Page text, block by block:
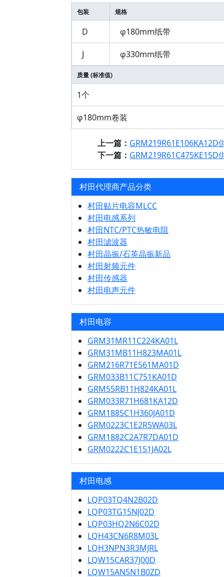
包装 规格
D φ180mm纸带
J φ330mm纸带
质量 (标准值)
1个
φ180mm卷装
上一篇：
下一篇：
村田代理商产品分类
村田贴片电容MLCC
村田电感系列
村田NTC/PTC热敏电阻
村田滤波器
村田晶振/石英晶振新品
村田射频元件
村田传感器
村田电声元件
村田电容
GRM31MR11C224KA01L
GRM31MB11H823MA01L
GRM216R71E561MA01D
GRM033B11C751KA01D
GRM55RB11H824KA01L
GRM033R71H681KA12D
GRM1885C1H360JA01D
GRM0223C1E2R5WA03L
GRM1882C2A7R7DA01D
GRM0222C1E151JA02L
村田电感
LQP03TQ4N2B02D
LQP03TG15NJ02D
LQP03HQ2N6C02D
LQH43CN6R8M03L
LQH3NPN3R3MJRL
LQW15CAR37J00D
LQW15AN5N1B0ZD